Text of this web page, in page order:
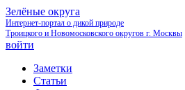
Зелёные округа
Интернет-портал о дикой природе
Троицкого и Новомосковского округов г. Москвы
войти
Заметки
Статьи